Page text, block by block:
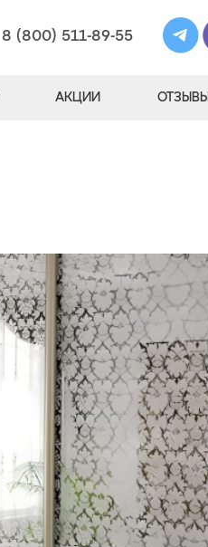
8 (800) 511-89-55
АКЦИИ ОТЗЫВЫ